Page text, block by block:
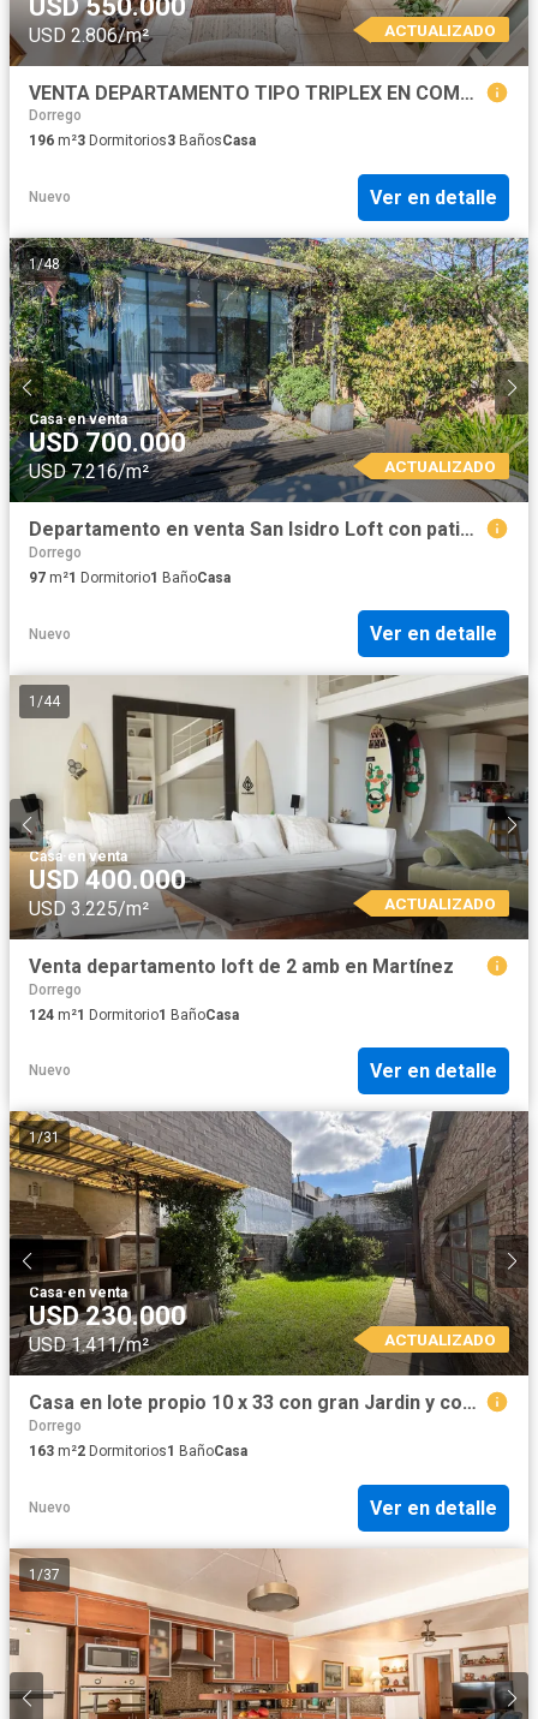
USD 550.000
USD 2.806/m² ACTUALIZADO
VENTA DEPARTAMENTO TIPO TRIPLEX EN COMPLEJO PREMIUM CON COCHERA Y AMENITIES - SAN ISIDRO
Dorrego
196 m²3 Dormitorios3 BañosCasa
Nuevo Ver en detalle
1/48
Casa·en venta
USD 700.000
USD 7.216/m² ACTUALIZADO
Departamento en venta San Isidro Loft con patio y cochera
Dorrego
97 m²1 Dormitorio1 BañoCasa
Nuevo Ver en detalle
1 /44
Casa·en venta
USD 400.000
USD 3.225/m² ACTUALIZADO
Venta departamento loft de 2 amb en Martínez
Dorrego
124 m²1 Dormitorio1 BañoCasa
Nuevo Ver en detalle
1/31
Casa·en venta
USD 230.000
USD 1.411/m² ACTUALIZADO
Casa en lote propio 10 x 33 con gran Jardin y cochera. Martinez zona Unicenter
Dorrego
163 m²2 Dormitorios1 BañoCasa
Nuevo Ver en detalle
1 /37